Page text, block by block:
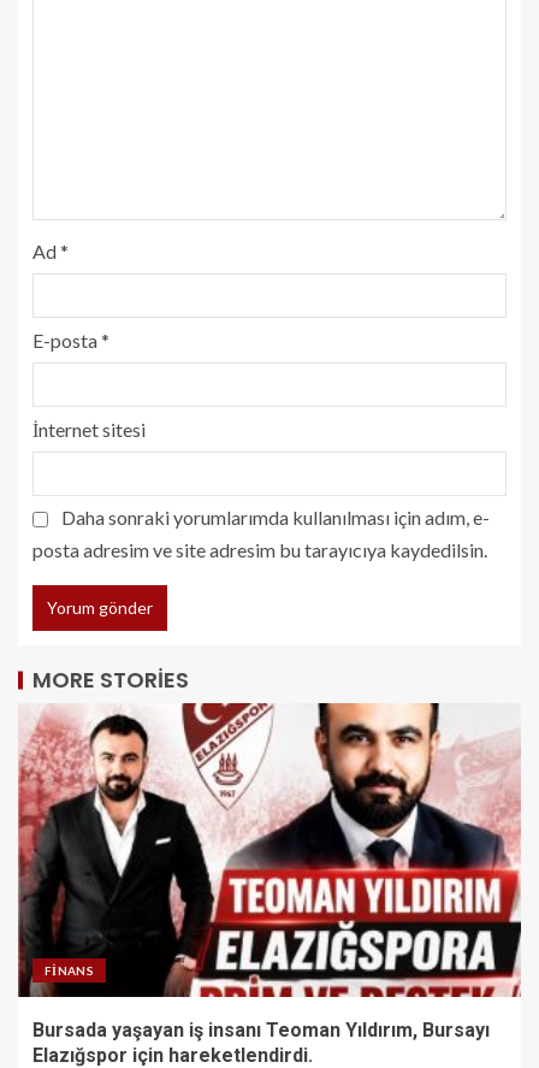
Ad*
E-posta*
İnternet sitesi
Daha sonraki yorumlarımda kullanılması için adım, e-
posta adresim ve site adresim bu tarayıcıya kaydedilsin.
MORE STORIES
FINANS
Bursada yaşayan iş insanı Teoman Yıldırım, Bursayı
Elazığspor için hareketlendirdi.